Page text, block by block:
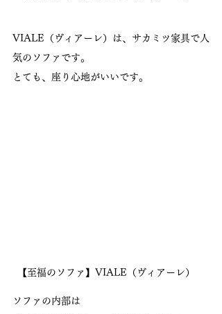
VIALE（ヴィアーレ）は、サカミツ家具で人
気のソファです。
とても、座り心地がいいです。
【至福のソファ】VIALE（ヴィアーレ）
ソファの内部は